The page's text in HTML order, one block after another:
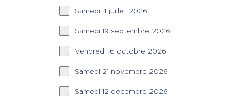
Samedi 4 juillet 2026
Samedi 19 septembre 2026
Vendredi 16 octobre 2026
Samedi 21 novembre 2026
Samedi 12 décembre 2026